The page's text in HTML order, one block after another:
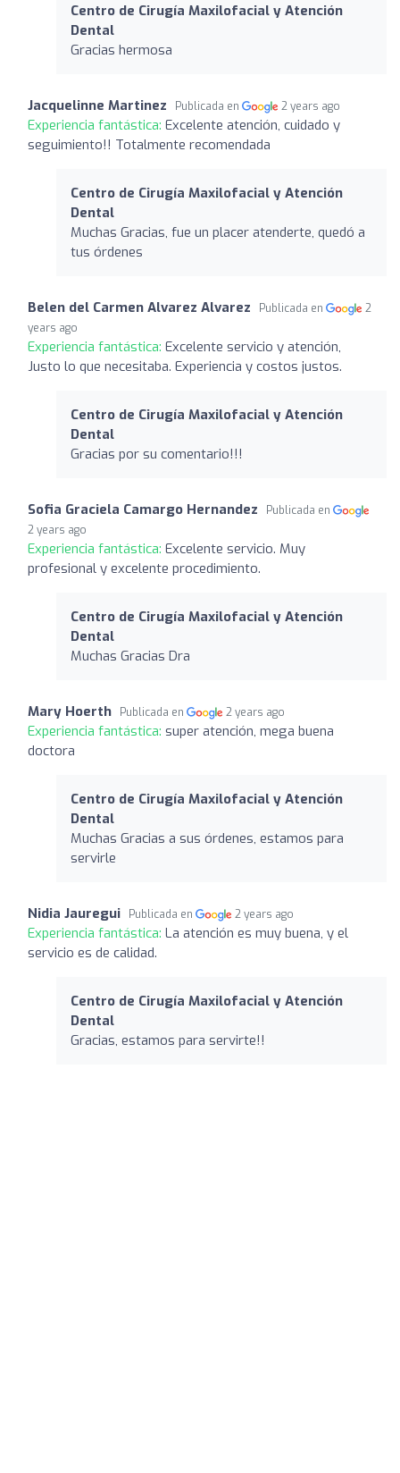
Centro de Cirugía Maxilofacial y Atención
Dental
Gracias hermosa
Jacquelinne Martinez Publicada en 2 years ago
Experiencia fantástica: Excelente atención, cuidado y
seguimiento!! Totalmente recomendada
Centro de Cirugía Maxilofacial y Atención
Dental
Muchas Gracias, fue un placer atenderte, quedó a
tus órdenes
Belen del Carmen Alvarez Alvarez Publicada en
2
years ago
Experiencia fantástica: Excelente servicio y atención,
Justo lo que necesitaba. Experiencia y costos justos.
Centro de Cirugía Maxilofacial y Atención
Dental
Gracias por su comentario!!!
Sofia Graciela Camargo Hernandez
Publicada en
2 years ago
Experiencia fantástica: Excelente servicio. Muy
profesional y excelente procedimiento.
Centro de Cirugía Maxilofacial y Atención
Dental
Muchas Gracias Dra
Mary Hoerth Publicada en 2 years ago
Experiencia fantástica: super atención, mega buena
doctora
Centro de Cirugía Maxilofacial y Atención
Dental
Muchas Gracias a sus órdenes, estamos para
servirle
Nidia Jauregui Publicada en 2 years ago
Experiencia fantástica: La atención es muy buena, y el
servicio es de calidad.
Centro de Cirugía Maxilofacial y Atención
Dental
Gracias, estamos para servirte!!